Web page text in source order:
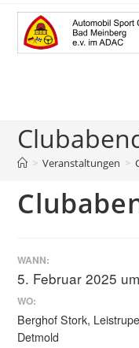
springen
> Veranstaltungen >
WANN:
5. Februar 2025
WO:
Berghof Stork,
Detmold